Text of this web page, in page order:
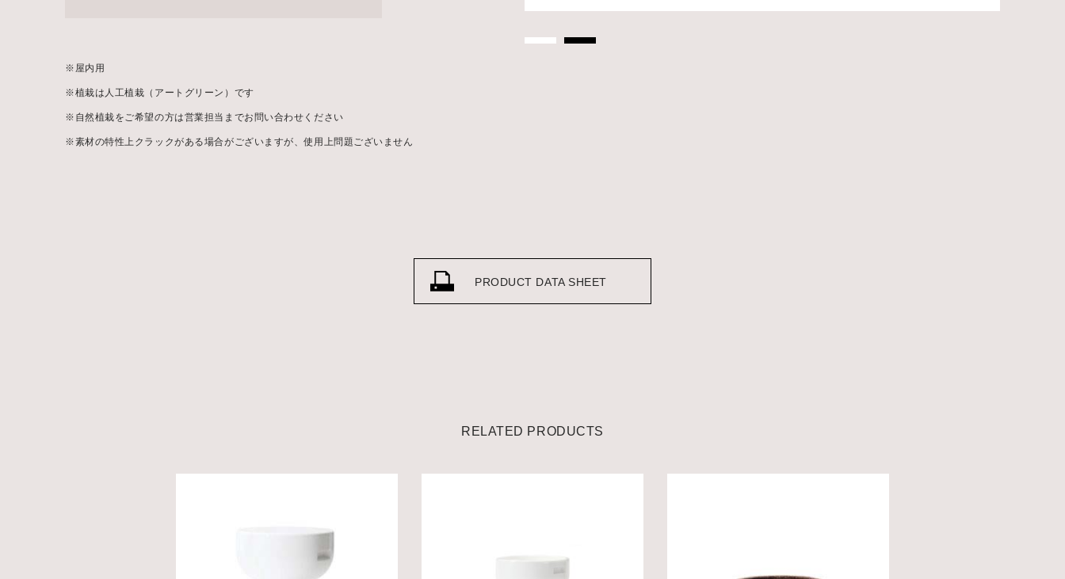
※屋内用
※植栽は人工植栽（アートグリーン）です
※自然植栽をご希望の方は営業担当までお問い合わせください
※素材の特性上クラックがある場合がございますが、使用上問題ございません
PRODUCT DATA SHEET
RELATED PRODUCTS